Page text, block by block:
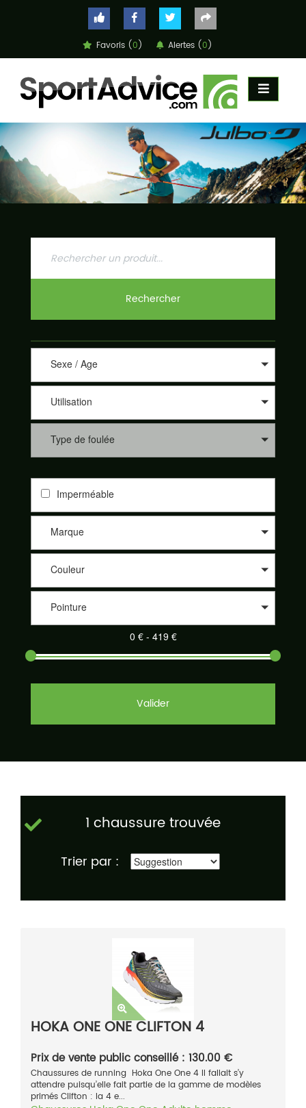
Favoris (0) Alertes (0)
COMPARATEUR
CONSEILS
CONTACT
Rechercher
Sexe / Age
Utilisation
Type de foulée
Imperméable
Marque
Couleur
Pointure
Valider
1 chaussure trouvée
Trier par :
HOKA ONE ONE CLIFTON 4
Prix de vente public conseillé : 130.00 €
Chaussures de running Hoka One One 4 Il fallait s’y
attendre puisqu’elle fait partie de la gamme de modèles
primés Clifton : la 4 e...